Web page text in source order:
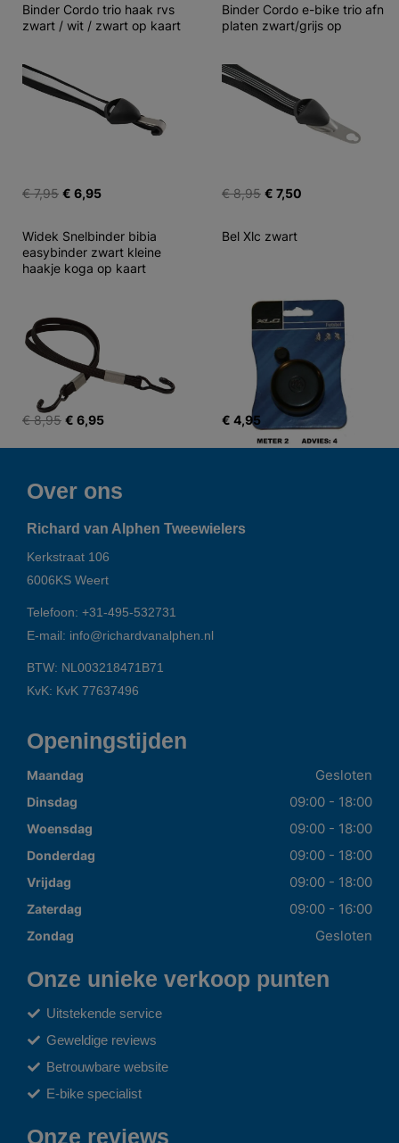
Binder Cordo trio haak rvs
zwart / wit / zwart op kaart
€ 7,95 € 6,95
Binder Cordo e-bike trio afn
platen zwart/grijs op
€ 8,95 € 7,50
Widek Snelbinder bibia
easybinder zwart kleine
haakje koga op kaart
€ 8,95 € 6,95
Bel Xlc zwart
€ 4,95
Over ons
Richard van Alphen Tweewielers
Kerkstraat 106
6006KS Weert
Telefoon: +31-495-532731
E-mail: info@richardvanalphen.nl
BTW: NL003218471B71
KvK: KvK 77637496
Openingstijden
Maandag Gesloten
Dinsdag 09:00 - 18:00
Woensdag 09:00 - 18:00
Donderdag 09:00 - 18:00
Vrijdag 09:00 - 18:00
Zaterdag 09:00 - 16:00
Zondag Gesloten
Onze unieke verkoop punten
Uitstekende service
Geweldige reviews
Betrouwbare website
E-bike specialist
Onze reviews